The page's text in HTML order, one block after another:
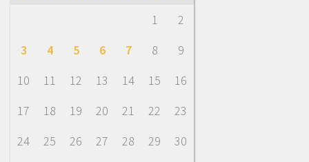
1
2
3
4 5 6 7 8
9
10
11 12 13 14 15
16
17
18 19 20 21 22
23
24
25 26 27 28 29
30